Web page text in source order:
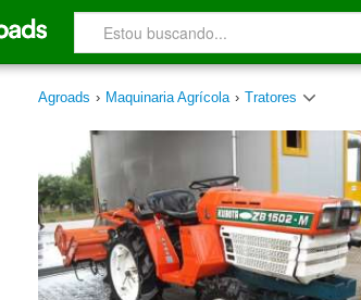
Agroads › Maquinaria Agrícola › Tratores